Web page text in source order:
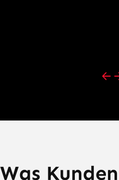
Was Kunden